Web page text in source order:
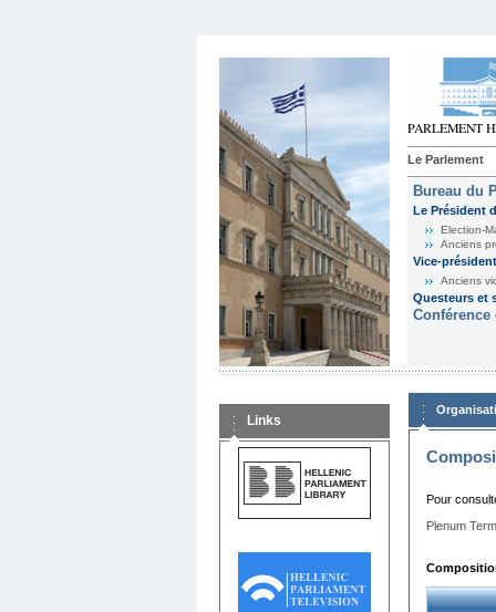
Le Parlement
Bureau du
Le Président
Election-
Anciens
Vice-
Anciens
Questeurs et
Links
Pour
Plenum